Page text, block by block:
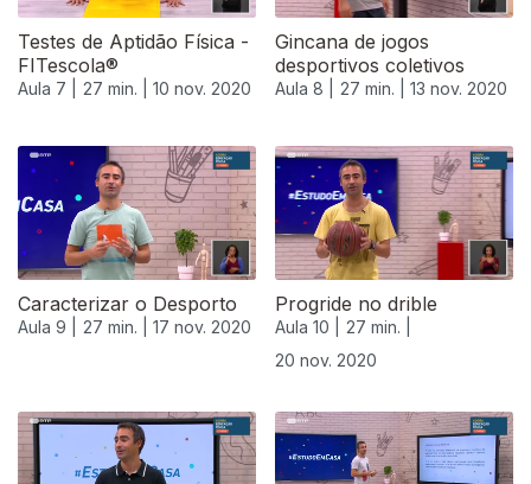
Testes de Aptidão Física -
FITescola®
Aula 7 | 27 min. | 10 nov. 2020
Gincana de jogos
desportivos coletivos
Aula 8 | 27 min. | 13 nov. 2020
Caracterizar o Desporto
Aula 9 | 27 min. | 17 nov. 2020
Progride no drible
Aula 10 |
27 min. |
20 nov. 2020
508862